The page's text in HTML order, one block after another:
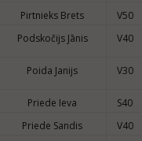
Pirtnieks Brets
V50
Podskočijs Jānis V40
Poida Janijs V30
Priede Ieva
S40
Priede Sandis
V40